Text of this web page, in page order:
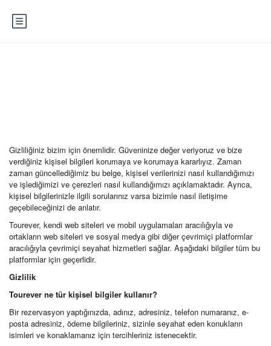
Gizliliğiniz bizim için önemlidir. Güveninize değer veriyoruz ve bize
verdiğiniz kişisel bilgileri korumaya ve korumaya kararlıyız. Zaman
zaman güncellediğimiz bu belge, kişisel verilerinizi nasıl kullandığımızı
ve işlediğimizi ve çerezleri nasıl kullandığımızı açıklamaktadır. Ayrıca,
kişisel bilgilerinizle ilgili sorularınız varsa bizimle nasıl iletişime
geçebileceğinizi de anlatır.
Tourever, kendi web siteleri ve mobil uygulamaları aracılığıyla ve
ortakların web siteleri ve sosyal medya gibi diğer çevrimiçi platformlar
aracılığıyla çevrimiçi seyahat hizmetleri sağlar. Aşağıdaki bilgiler tüm bu
platformlar için geçerlidir.
Gizlilik
Tourever ne tür kişisel bilgiler kullanır?
Bir rezervasyon yaptığınızda, adınız, adresiniz, telefon numaranız, e-
posta adresiniz, ödeme bilgileriniz, sizinle seyahat eden konukların
isimleri ve konaklamanız için tercihleriniz istenecektir.